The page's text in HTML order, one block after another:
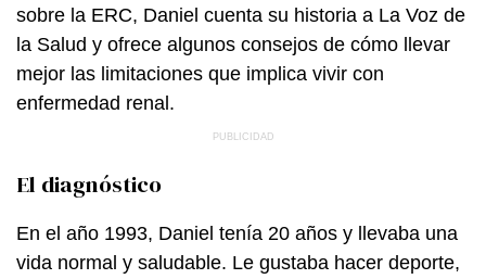
sobre la ERC, Daniel cuenta su historia a La Voz de
la Salud y ofrece algunos consejos de cómo llevar
mejor las limitaciones que implica vivir con
enfermedad renal.
El diagnóstico
En el año 1993, Daniel tenía 20 años y llevaba una
vida normal y saludable. Le gustaba hacer deporte,